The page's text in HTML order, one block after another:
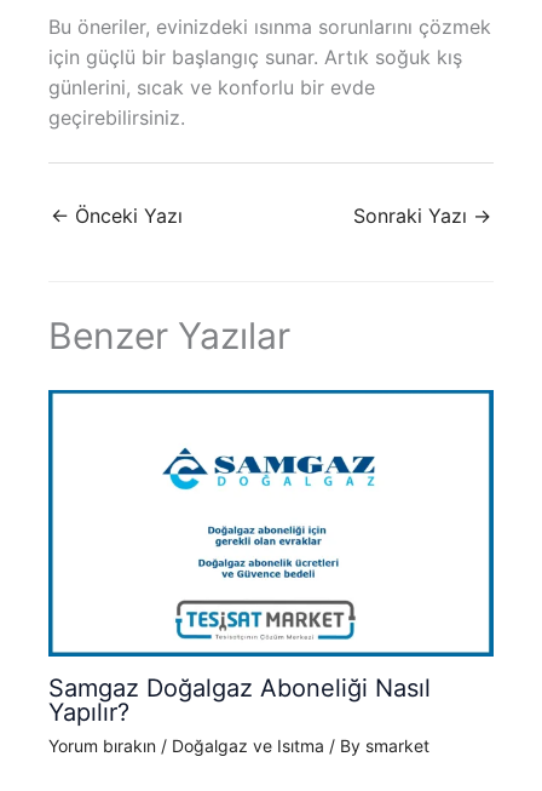
Bu öneriler, evinizdeki ısınma sorunlarını çözmek
için güçlü bir başlangıç sunar. Artık soğuk kış
günlerini, sıcak ve konforlu bir evde
geçirebilirsiniz.
← Önceki Yazı Sonraki Yazı →
Benzer Yazılar
Samgaz Doğalgaz Aboneliği Nasıl
Yapılır?
Yorum bırakın / Doğalgaz ve Isıtma / By smarket